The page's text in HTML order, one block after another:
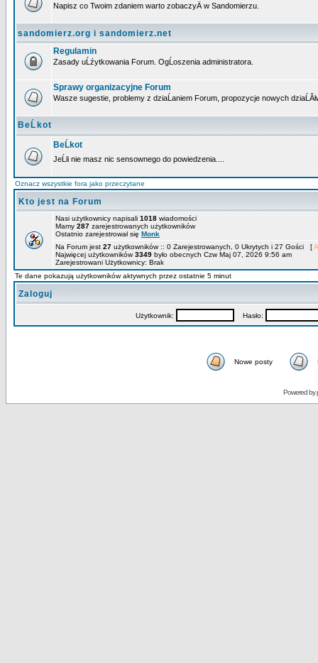
Napisz co Twoim zdaniem warto zobaczyÄ w Sandomierzu.
sandomierz.org i sandomierz.net
Regulamin
Zasady uĹźytkowania Forum. OgĹoszenia administratora.
Sprawy organizacyjne Forum
Wasze sugestie, problemy z dziaĹaniem Forum, propozycje nowych
BeĹkot
BeĹkot
JeĹli nie masz nic sensownego do powiedzenia....
Oznacz wszystkie fora jako przeczytane
Kto jest na Forum
Nasi użytkownicy napisali 1018 wiadomości
Mamy 287 zarejestrowanych użytkowników
Ostatnio zarejestrował się Monk
Na Forum jest 27 użytkowników :: 0 Zarejestrowanych, 0 Ukrytych i 27 Gości [
Najwięcej użytkowników3349 było obecnych Czw Maj 07, 2026 9:56 am
Zarejestrowani Użytkownicy: Brak
Te dane pokazują użytkowników aktywnych przez ostatnie 5 minut
Zaloguj
Użytkownik: Hasło:
Nowe posty
Powered by